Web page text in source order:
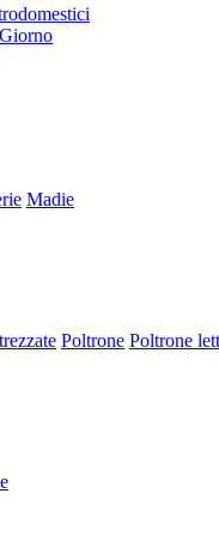
Madie
Poltrone Poltrone